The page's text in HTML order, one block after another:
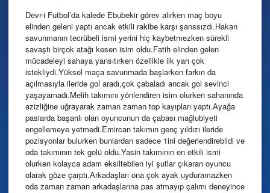
Devr-i Futbol’da kalede Ebubekir görev alırken maç boyu
elinden geleni yaptı ancak etkili rakibe karşı şanssızdı.Hakan
savunmanın tecrübeli ismi yerini hiç kaybetmezken sürekli
savaştı birçok atağı kesen isim oldu.Fatih elinden gelen
mücadeleyi sahaya yansıtırken özellikle ilk yarı çok
istekliydi.Yüksel maça savunmada başlarken farkın da
açılmasıyla ileride gol aradı,çok çabaladı ancak gol sevinci
yaşayamadı.Melih takımını yönlendiren isim olurken sahanında
azizliğine uğrayarak zaman zaman top kayıpları yaptı.Ayağa
paslarda başarılı olan oyuncunun da çabası mağlubiyeti
engellemeye yetmedi.Emircan takımın genç yıldızı ileride
pozisyonlar bulurken bunlardan sadece 1ini değerlendirebildi ve
oda takımının tek golü oldu.Yasin takımının en etkili ismi
olurken kolayca adam eksiltebilen iyi şutlar çıkaran oyuncu
olarak göze çarptı.Arkadaşları ona çok ayak uyduramazken
oda zaman zaman arkadaşlarına pas atmayıp çalımı deneyince